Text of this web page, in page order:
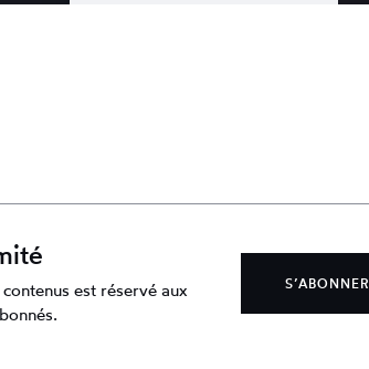
contenus est réservé aux
S’ABONNER